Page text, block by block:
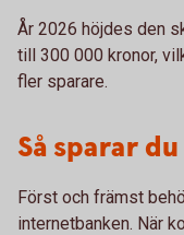
År 2026 höjdes den
till 300 000 kronor,
fler sparare.
Så sparar
Först och främst
internetbanken. När